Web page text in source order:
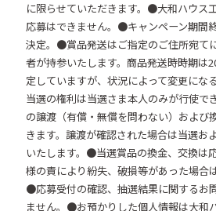
に限らせていただきます。●大和ハウス
応募はできません。●キャンペーン期間
決定。●賞品発送はご指定のご住所宛て
者が持参いたします。商品発送時時期は
定していますが、状況によって変更にな
当選の権利は当選さま本人のみが行使で
の譲渡（有償・無償を問わない）および
きます。譲渡が確認された場合は当選お
いたします。●当選賞品の換金、交換は
様の責により紛失、破損等があった場合
●応募受付の確認、抽選結果に関するお
ません。●お預かりした個人情報は大和